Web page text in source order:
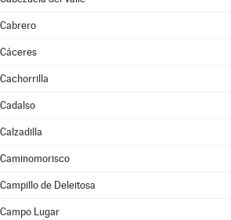
Cabrero
Cáceres
Cachorrilla
Cadalso
Calzadilla
Caminomorisco
Campillo de Deleitosa
Campo Lugar